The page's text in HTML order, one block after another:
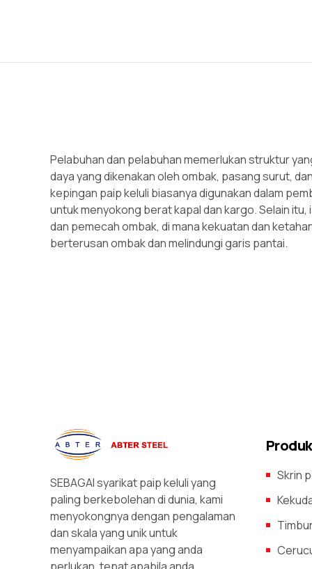
Pelabuhan dan pelabuhan memerlukan struktur
daya yang dikenakan oleh ombak, pasang surut,
kepingan paip keluli biasanya digunakan dalam
untuk menyokong berat kapal dan kargo. Selain
dan pemecah ombak, di mana kekuatan dan
berterusan ombak dan melindungi garis pantai.
SEBAGAI syarikat paip keluli yang
paling berkebolehan di dunia, kami
menyokongnya dengan pengalaman
dan skala yang unik untuk
menyampaikan apa yang anda
Skrin